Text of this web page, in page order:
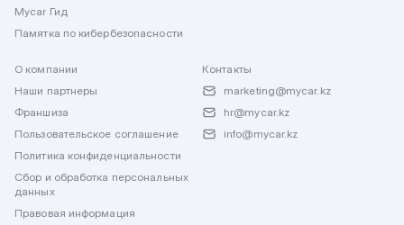
Mycar Гид
Памятка по кибербезопасности
О компании
Наши партнеры
Франшиза
Пользовательское соглашение
Политика конфиденциальности
Сбор и обработка персональных
данных
Правовая информация
Контакты
marketing@mycar.kz
hr@mycar.kz
info@mycar.kz